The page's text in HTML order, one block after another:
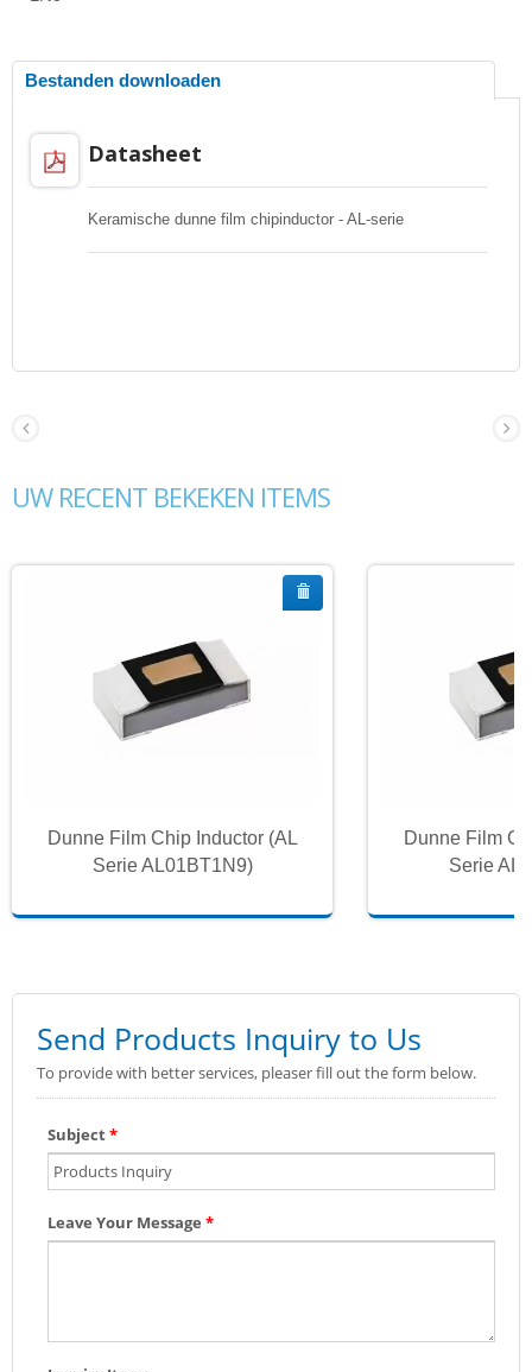
Bestanden downloaden
Datasheet
Keramische dunne film chipinductor - AL-serie
UW RECENT BEKEKEN ITEMS
Dunne Film Chip Inductor (AL
Serie AL01BT1N9)
Dunne Film
Serie